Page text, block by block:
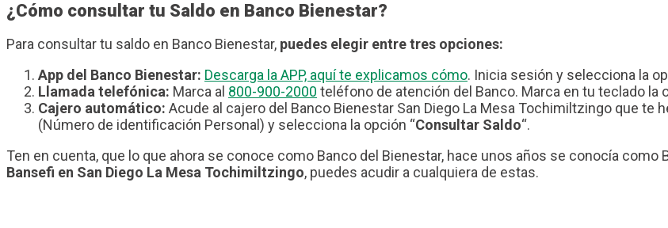
¿Cómo consultar tu Saldo en Banco Bienestar?
Para consultar tu saldo en Banco Bienestar, puedes elegir entre tres opciones:
App del Banco Bienestar: Descarga la APP, aquí te explicamos cómo. Inicia sesión y selecciona la
Llamada telefónica: Marca al 800-900-2000 teléfono de atención del Banco. Marca en tu teclado la
Cajero automático: Acude al cajero del Banco Bienestar San Diego La Mesa Tochimiltzingo que
(Número de identificación Personal) y selecciona la opción “Consultar Saldo“.
Ten en cuenta, que lo que ahora se conoce como Banco del Bienestar, hace unos años se conocía
Bansefi en San Diego La Mesa Tochimiltzingo, puedes acudir a cualquiera de estas.